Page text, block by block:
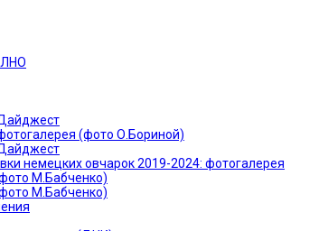
(фото О.Бориной)
немецких овчарок 2019-2024: фотогалерея
М.Бабченко)
М.Бабченко)